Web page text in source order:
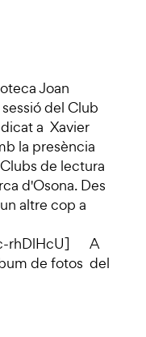
Joan
del Club
a Xavier
la presència
de lectura
d'Osona. Des
altre cop a
rhDlHcU] A
de fotos del